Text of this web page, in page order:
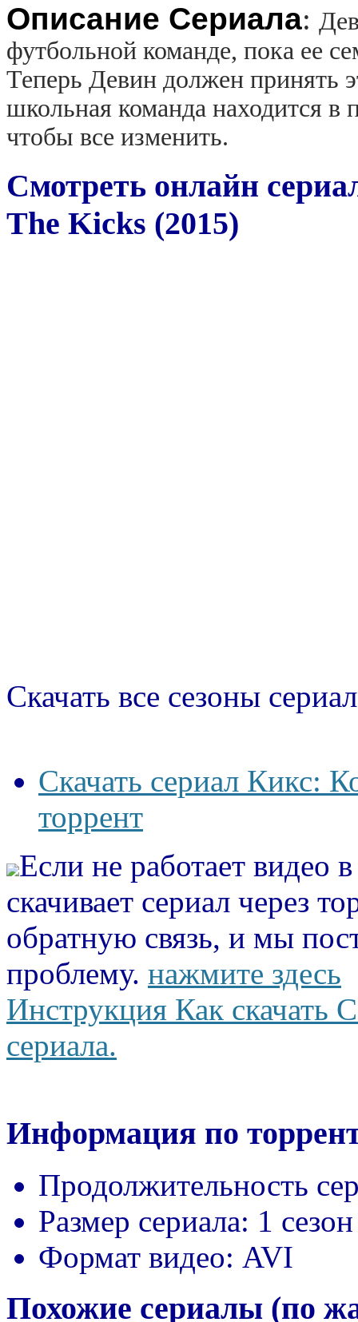
Описание Сериала:
футбольной команде, пока ее
Теперь Девин должен принять
школьная команда находится в
чтобы все изменить.
Смотреть онлайн
The Kicks (2015)
Скачать все сезоны
Скачать сериал Кикс:
торрент
Если не работает видео
скачивает сериал через
обратную связь, и мы
проблему. нажмите здесь
Инструкция Как скачать
сериала.
Информация по
Продолжительность
Размер сериала: 1
Формат видео: AVI
Похожие сериалы (по